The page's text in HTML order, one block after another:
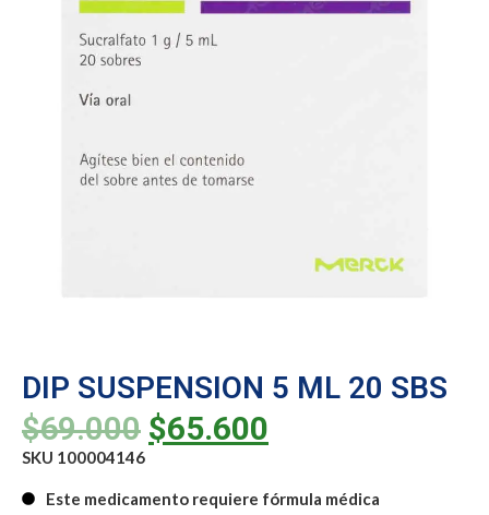
DIP SUSPENSION 5 ML 20 SBS
$69.000 $65.600
SKU 100004146
Este medicamento requiere fórmula médica